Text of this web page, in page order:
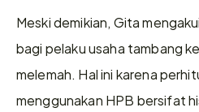
Meski demikian, Gita
bagi pelaku usaha tambang
melemah. Hal ini karena
menggunakan HPB bersifat